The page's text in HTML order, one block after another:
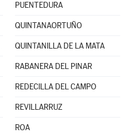
PUENTEDURA
QUINTANAORTUÑO
QUINTANILLA DE LA MATA
RABANERA DEL PINAR
REDECILLA DEL CAMPO
REVILLARRUZ
ROA